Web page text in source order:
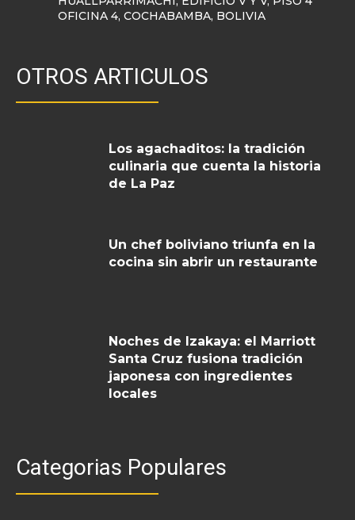
OFICINA 4, COCHABAMBA, BOLIVIA
OTROS ARTICULOS
Los agachaditos: la tradición
culinaria que cuenta la historia
de La Paz
Un chef boliviano triunfa en la
cocina sin abrir un restaurante
Noches de Izakaya: el Marriott
Santa Cruz fusiona tradición
japonesa con ingredientes
locales
Categorias Populares